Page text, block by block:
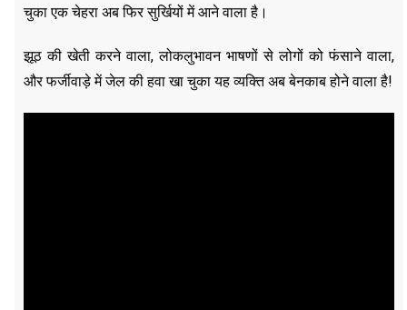
चुका एक चेहरा अब फिर सुर्खियों में आने वाला है।
झूठ की खेती करने वाला, लोकलुभावन भाषणों से लोगों को फंसाने वाला,
और फर्जीवाड़े में जेल की हवा खा चुका यह व्यक्ति अब बेनकाब होने वाला है!